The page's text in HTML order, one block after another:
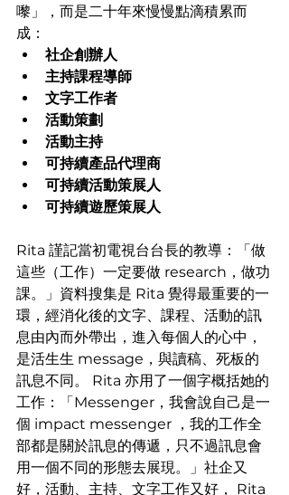
嚟」，而是二十年來慢慢點滴積累而
成：
社企創辦人
主持課程導師
文字工作者
活動策劃
活動主持
可持續產品代理商
可持續活動策展人
可持續遊歷策展人
Rita 謹記當初電視台台長的教導：「做
這些（工作）一定要做 research，做功
課。」資料搜集是 Rita 覺得最重要的一
環，經消化後的文字、課程、活動的訊
息由內而外帶出，進入每個人的心中，
是活生生 message，與讀稿、死板的
訊息不同。 Rita 亦用了一個字概括她的
工作：「Messenger，我會說自己是一
個 impact messenger ，我的工作全
部都是關於訊息的傳遞，只不過訊息會
用一個不同的形態去展現。」社企又
好，活動、主持、文字工作又好， Rita